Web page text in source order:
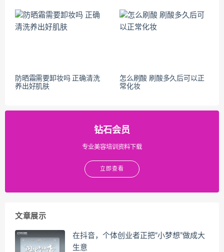
防晒霜需要卸妆吗 正确清洗
养出好肌肤
怎么刷酸 刷酸多久后可以正
常化妆
钻石会员
专业美容培训资料下载
立即查看
文章展示
在抖音，个体创业者正把“小梦想”做成大
生意